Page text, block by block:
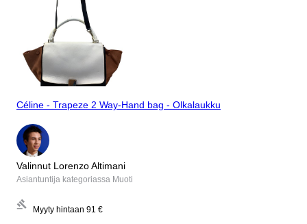
Céline - Trapeze 2 Way-Hand bag - Olkalaukku
Valinnut Lorenzo Altimani
Asiantuntija kategoriassa Muoti
Myyty hintaan 91 €